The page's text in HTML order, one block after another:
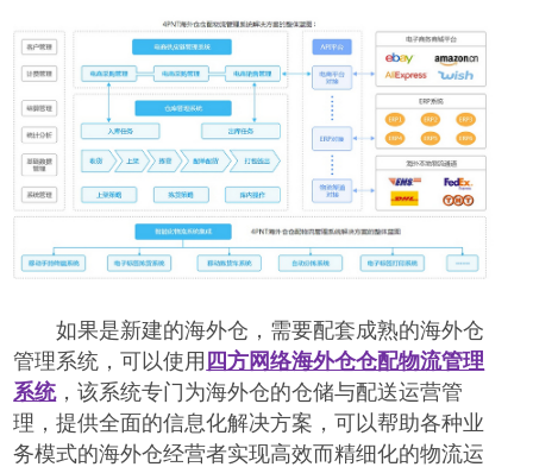
如果是新建的海外仓，需要配套成熟的海外仓
管理系统，可以使用 四方网络海外仓仓配物流管理
系统，该系统专门为海外仓的仓储与配送运营管
理，提供全面的信息化解决方案，可以帮助各种业
务模式的海外仓经营者实现高效而精细化的物流运